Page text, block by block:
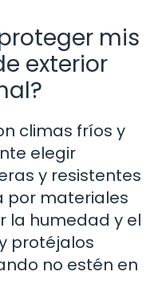
mis
exterior
climas fríos y
elegir
y resistentes
por materiales
la humedad y el
protéjalos
no estén en